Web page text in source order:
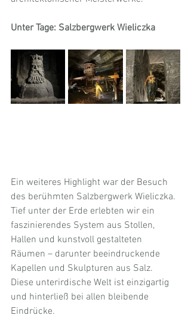
Unter Tage: Salzbergwerk Wieliczka
Ein weiteres Highlight war der Besuch
des berühmten Salzbergwerk Wieliczka.
Tief unter der Erde erlebten wir ein
faszinierendes System aus Stollen,
Hallen und kunstvoll gestalteten
Räumen – darunter beeindruckende
Kapellen und Skulpturen aus Salz.
Diese unterirdische Welt ist einzigartig
und hinterließ bei allen bleibende
Eindrücke.